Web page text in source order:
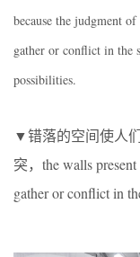
because the judgment
gather or conflict in the
possibilities.
▼错落的空间使人
突，the walls
gather or conflict in